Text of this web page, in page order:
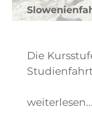
Die
weiterlesen...